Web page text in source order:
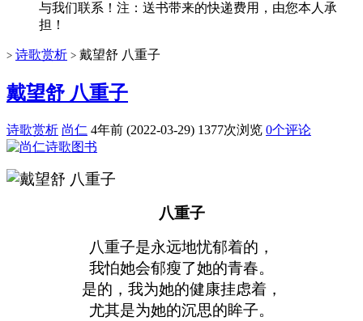
与我们联系！注：送书带来的快递费用，由您本人承
担！
> 诗歌赏析 > 戴望舒 八重子
戴望舒 八重子
诗歌赏析 尚仁 4年前 (2022-03-29) 1377次浏览 0个评论
八重子
八重子是永远地忧郁着的，
我怕她会郁瘦了她的青春。
是的，我为她的健康挂虑着，
尤其是为她的沉思的眸子。